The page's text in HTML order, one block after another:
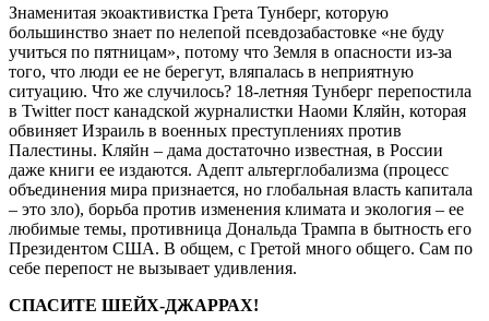
Знаменитая экоактивистка Грета Тунберг, которую
большинство знает по нелепой псевдозабастовке «не буду
учиться по пятницам», потому что Земля в опасности из-за
того, что люди ее не берегут, вляпалась в неприятную
ситуацию. Что же случилось? 18-летняя Тунберг перепостила
в Twitter пост канадской журналистки Наоми Кляйн, которая
обвиняет Израиль в военных преступлениях против
Палестины. Кляйн – дама достаточно известная, в России
даже книги ее издаются. Адепт альтерглобализма (процесс
объединения мира признается, но глобальная власть капитала
– это зло), борьба против изменения климата и экология – ее
любимые темы, противница Дональда Трампа в бытность его
Президентом США. В общем, с Гретой много общего. Сам по
себе перепост не вызывает удивления.
СПАСИТЕ ШЕЙХ-ДЖАРРАХ!